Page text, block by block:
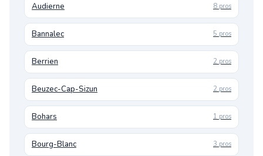
Audierne 8 pros
Bannalec 5 pros
Berrien 2 pros
Beuzec-Cap-Sizun 2 pros
Bohars 1 pros
Bourg-Blanc 3 pros